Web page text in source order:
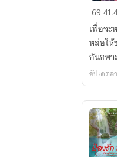
of
love
รัก
หวาน
ป่วน
วน
นัก
สู้
69
เพื่อจ
หล่อให้
อันธพา
อัปเดตล่